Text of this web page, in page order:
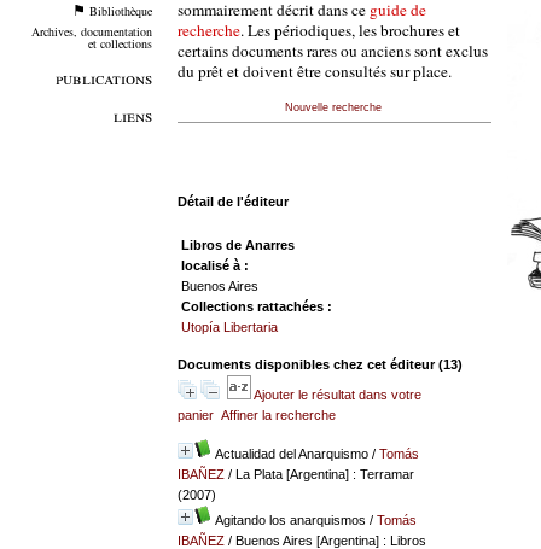
Bibliothèque
Archives, documentation
et collections
publications
liens
sommairement décrit dans ce guide de
recherche. Les périodiques, les brochures et
certains documents rares ou anciens sont exclus
du prêt et doivent être consultés sur place.
Nouvelle recherche
Détail de l'éditeur
Libros de Anarres
localisé à :
Buenos Aires
Collections rattachées :
Utopía Libertaria
Documents disponibles chez cet éditeur (13)
Ajouter le résultat dans votre
panier Affiner la recherche
Actualidad del Anarquismo/ Tomás
IBAÑEZ/ La Plata [Argentina] : Terramar
(2007)
Agitando los anarquismos / Tomás
IBAÑEZ/ Buenos Aires [Argentina] : Libros